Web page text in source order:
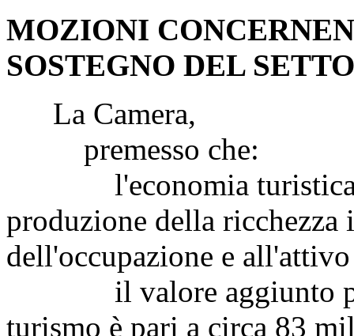
MOZIONI
SOSTEGNO DEL
La Camera,
premesso che:
l'economia turistica
produzione della
dell'occupazione e
il valore aggiunto
turismo è pari a circa 83